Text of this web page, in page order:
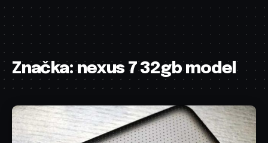
Značka:nexus 7 32gb model